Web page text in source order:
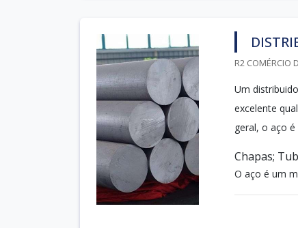
R2 COMÉRCIO
Um
excelente
geral, o aço
Chapas;
O aço é um